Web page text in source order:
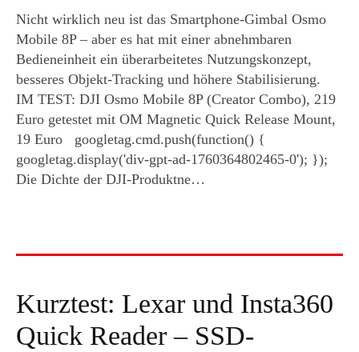
Nicht wirklich neu ist das Smartphone-Gimbal Osmo
Mobile 8P – aber es hat mit einer abnehmbaren
Bedieneinheit ein überarbeitetes Nutzungskonzept,
besseres Objekt-Tracking und höhere Stabilisierung.
IM TEST: DJI Osmo Mobile 8P (Creator Combo), 219
Euro getestet mit OM Magnetic Quick Release Mount,
19 Euro googletag.cmd.push(function() {
googletag.display('div-gpt-ad-1760364802465-0'); });
Die Dichte der DJI-Produktne…
Kurztest: Lexar und Insta360
Quick Reader – SSD-